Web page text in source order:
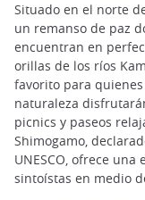
Situado en el norte
un remanso de paz
encuentran en
orillas de los ríos
favorito para
naturaleza
picnics y paseos
Shimogamo,
UNESCO, ofrece
sintoístas en medio